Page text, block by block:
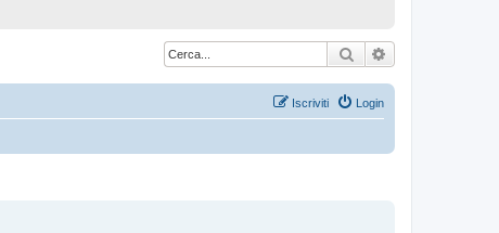
Cerca
Login
Iscriviti